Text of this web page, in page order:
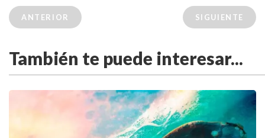
ANTERIOR SIGUIENTE
También te puede interesar...